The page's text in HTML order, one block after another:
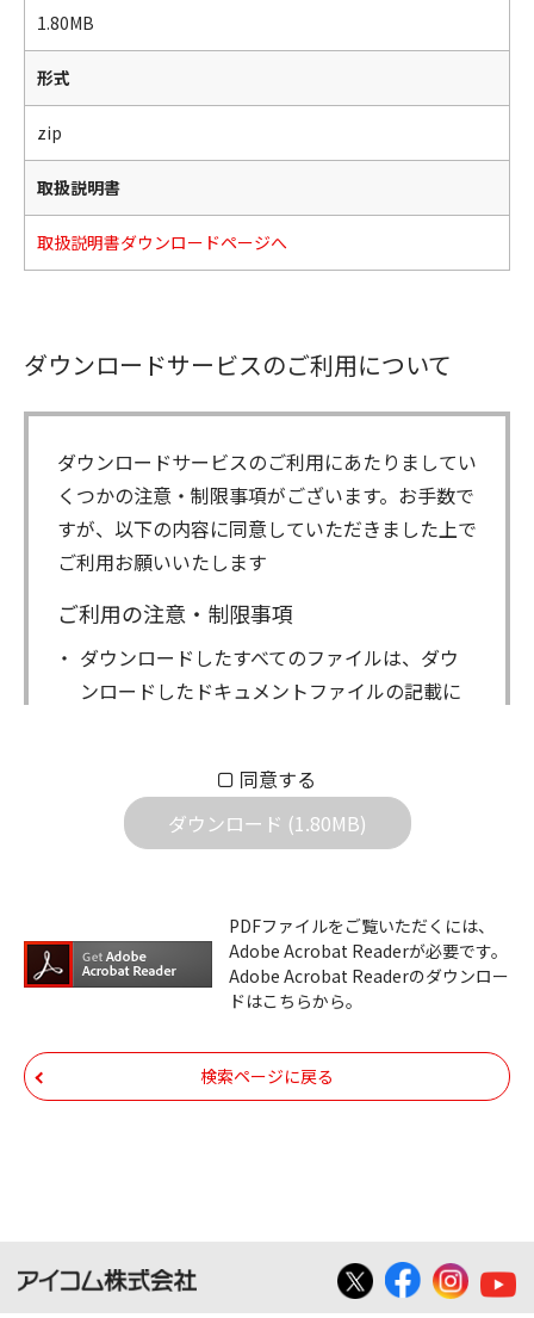
1.80MB
形式
zip
取扱説明書
取扱説明書ダウンロードページへ
ダウンロードサービスのご利用について
ダウンロードサービスのご利用にあたりましてい
くつかの注意・制限事項がございます。お手数で
すが、以下の内容に同意していただきました上で
ご利用お願いいたします
ご利用の注意・制限事項
ダウンロードしたすべてのファイルは、ダウ
ンロードしたドキュメントファイルの記載に
社は一切の責任を負いません。また、ファイ
ルの内容などの変更は一切行わないでくださ
機器のコントロールコマンドの仕様書、およ
びその他すべてのダウンロードファイルにつ
いての著作権を含むすべての権利は、アイコ
帰属します。ダウンロードしたファイルは、
個人で使用される以外にはご使用できませ
せんのでご了承ください。
同意する
ダウンロード (1.80MB)
PDFファイルをご覧いただくには、
Adobe Acrobat Readerが必要です。
Adobe Acrobat Readerのダウンロー
ドはこちらから。
検索ページに戻る